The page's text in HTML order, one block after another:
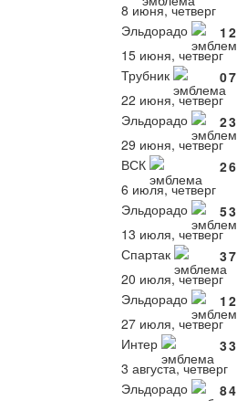
8 июня, четверг
Эльдорадо
1 2
15 июня, четверг
Трубник
07
22 июня, четверг
Эльдорадо
23
29 июня, четверг
ВСК
26
6 июля, четверг
Эльдорадо
53
13 июля, четверг
Спартак
37
20 июля, четверг
Эльдорадо
1 2
27 июля, четверг
Интер
33
3 августа, четверг
Эльдорадо
84